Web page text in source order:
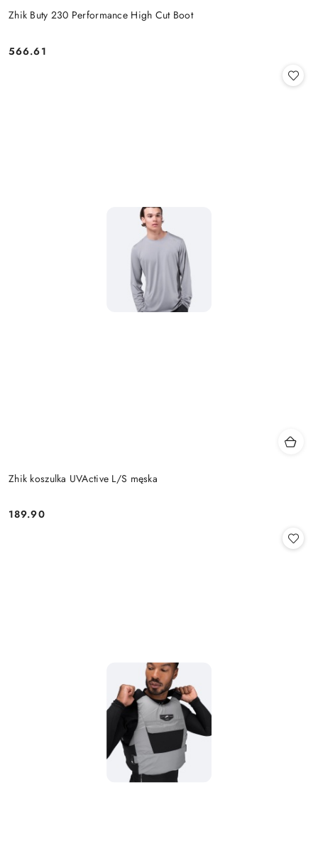
Zhik Buty 230 Performance High Cut Boot
Cena:
566.61
Zhik koszulka UVActive L/S męska
Cena:
189.90